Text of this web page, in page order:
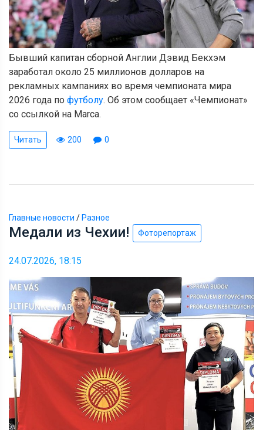
Бывший капитан сборной Англии Дэвид Бекхэм
заработал около 25 миллионов долларов на
рекламных кампаниях во время чемпионата мира
2026 года по футболу. Об этом сообщает «Чемпионат»
со ссылкой на Marca.
Читать 200 0
Главные новости / Разное
Медали из Чехии! Фоторепортаж
24.07.2026, 18:15